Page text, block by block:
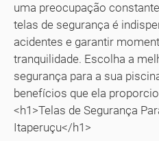
uma preocupação
telas de segurança é
acidentes e garantir
tranquilidade. Escolha a
segurança para a sua
benefícios que ela
<h1>Telas de Segurança
Itaperuçu</h1>